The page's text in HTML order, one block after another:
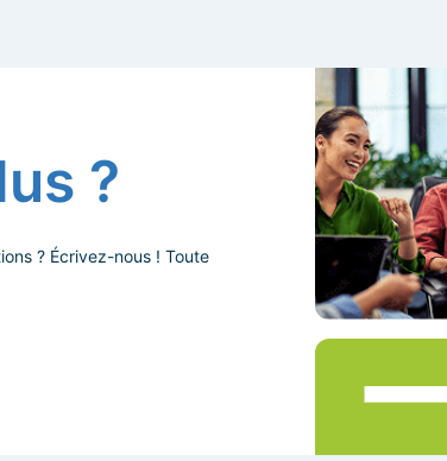
?
? Écrivez-nous ! Toute